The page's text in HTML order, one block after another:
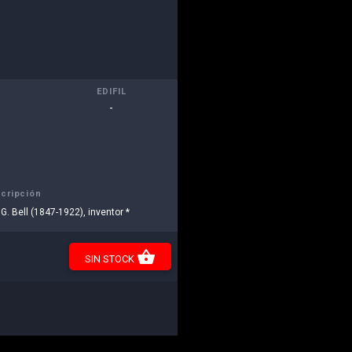
EDIFIL
-
Bell (1847-1922), inventor *
SIN STOCK shopping_basket